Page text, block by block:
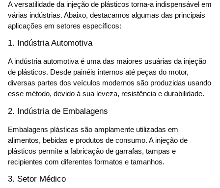
A versatilidade da injeção de plásticos torna-a indispensável em
várias indústrias. Abaixo, destacamos algumas das principais
aplicações em setores específicos:
1. Indústria Automotiva
A indústria automotiva é uma das maiores usuárias da injeção
de plásticos. Desde painéis internos até peças do motor,
diversas partes dos veículos modernos são produzidas usando
esse método, devido à sua leveza, resistência e durabilidade.
2. Indústria de Embalagens
Embalagens plásticas são amplamente utilizadas em
alimentos, bebidas e produtos de consumo. A injeção de
plásticos permite a fabricação de garrafas, tampas e
recipientes com diferentes formatos e tamanhos.
3. Setor Médico